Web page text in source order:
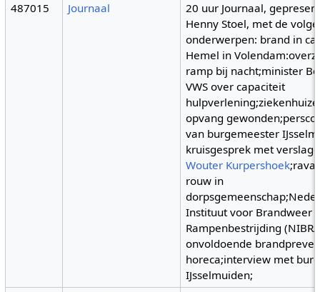
487015
Journaal
20 uur Journaal,
Henny Stoel, met de
onderwerpen: brand in
Hemel in
ramp bij nacht;minister
VWS over capaciteit
opvang
van burgemeester
kruisgesprek met
Wouter Kurpershoek
rouw in
Instituut voor Brandweer
Rampenbestrijding
onvoldoende
horeca;interview met
IJsselmuiden;